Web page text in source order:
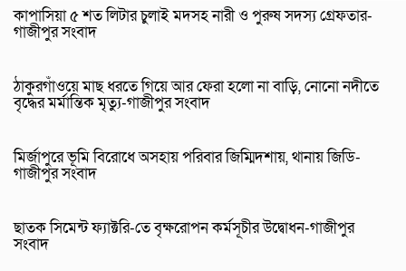
কাপাসিয়া ৫ শত লিটার চুলাই মদসহ নারী ও পুরুষ সদস্য গ্রেফতার-
গাজীপুর সংবাদ
ঠাকুরগাঁওয়ে মাছ ধরতে গিয়ে আর ফেরা হলো না বাড়ি, নোনো নদীতে
বৃদ্ধের মর্মান্তিক মৃত্যু-গাজীপুর সংবাদ
মির্জাপুরে ভূমি বিরোধে অসহায় পরিবার জিম্মিদশায়, থানায় জিডি-
গাজীপুর সংবাদ
ছাতক সিমেন্ট ফ্যাক্টরি-তে বৃক্ষরোপন কর্মসূচীর উদ্বোধন-গাজীপুর
সংবাদ